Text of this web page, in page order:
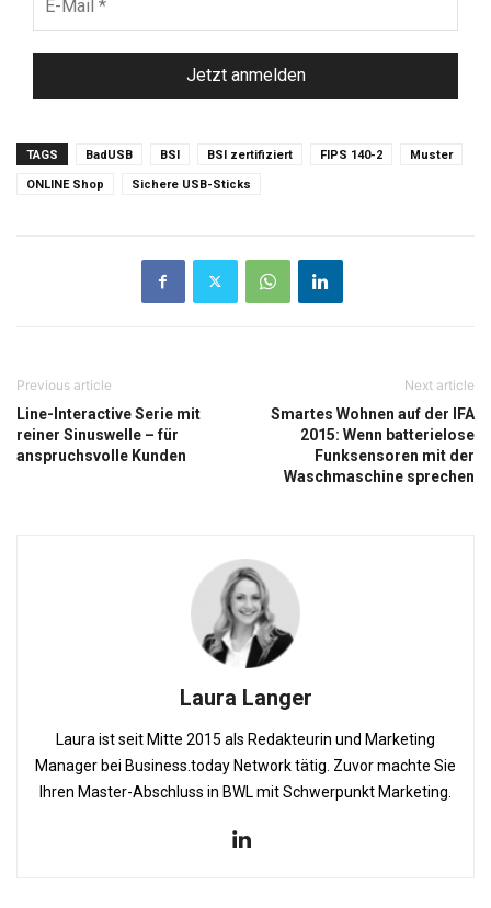
Mail
*
TAGS BadUSB BSI BSI zertifiziert FIPS 140-2 Muster
ONLINE Shop Sichere USB-Sticks
Previous article
Line-Interactive Serie mit
reiner Sinuswelle – für
anspruchsvolle Kunden
Next article
Smartes Wohnen auf der IFA
2015: Wenn batterielose
Funksensoren mit der
Waschmaschine sprechen
Laura Langer
Laura ist seit Mitte 2015 als Redakteurin und Marketing
Manager bei Business.today Network tätig. Zuvor machte Sie
Ihren Master-Abschluss in BWL mit Schwerpunkt Marketing.